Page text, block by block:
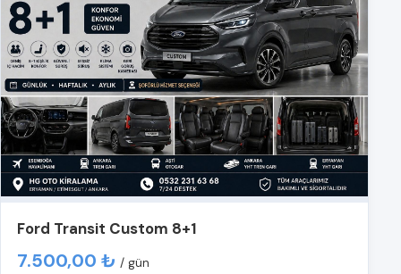
Ford Transit Custom 8+1
7.500,00 ₺ / gün